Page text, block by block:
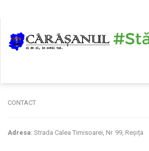
CONTACT
Adresa: Strada Calea Timisoarei, Nr. 99, Reșița